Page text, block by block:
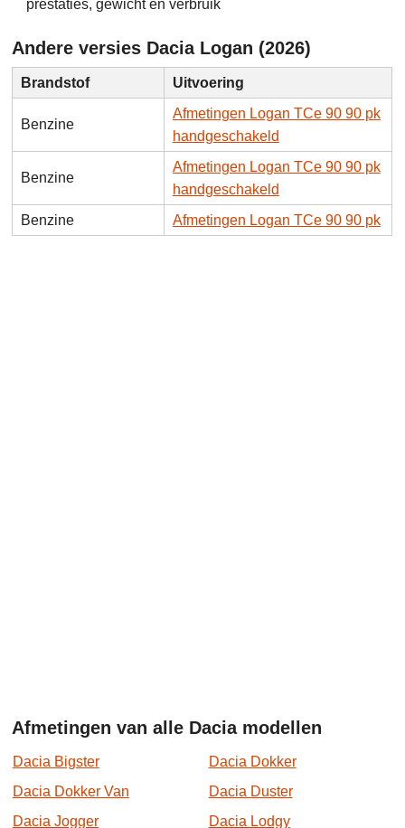
prestaties, gewicht en verbruik
Andere versies Dacia Logan (2026)
Brandstof Uitvoering
Benzine
Afmetingen Logan TCe 90 90 pk
handgeschakeld
Benzine
Afmetingen Logan TCe 90 90 pk
handgeschakeld
Benzine
Afmetingen Logan TCe 90 90 pk
Afmetingen van alle Dacia modellen
Dacia Bigster
Dacia Dokker
Dacia Dokker Van
Dacia Duster
Dacia Jogger
Dacia Lodgy